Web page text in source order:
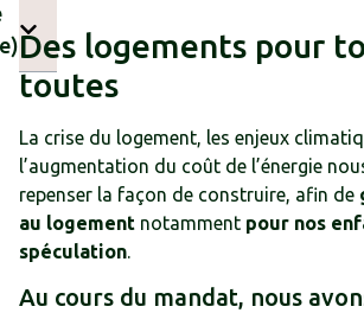
Des logements pour
toutes
La crise du logement, les enjeux
l’augmentation du coût de l’énergie
repenser la façon de construire, afin de
au logement notamment pour nos
spéculation.
Au cours du mandat, nous